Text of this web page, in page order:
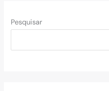
Pesquisar